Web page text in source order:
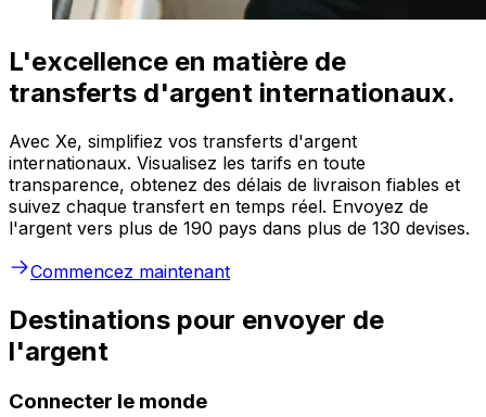
L'excellence en matière de
transferts d'argent internationaux.
Avec Xe, simplifiez vos transferts d'argent
internationaux. Visualisez les tarifs en toute
transparence, obtenez des délais de livraison fiables et
suivez chaque transfert en temps réel. Envoyez de
l'argent vers plus de 190 pays dans plus de 130 devises.
Commencez maintenant
Destinations pour envoyer de
l'argent
Connecter le monde